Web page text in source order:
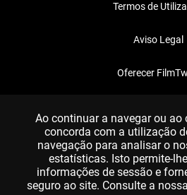
Termos de
Aviso Legal
Oferecer
Ao continuar a navegar ou ao
concorda com a utilização
navegação para analisar o
estatísticas. Isto permite-
informações de sessão e
seguro ao site. Consulte a nossa